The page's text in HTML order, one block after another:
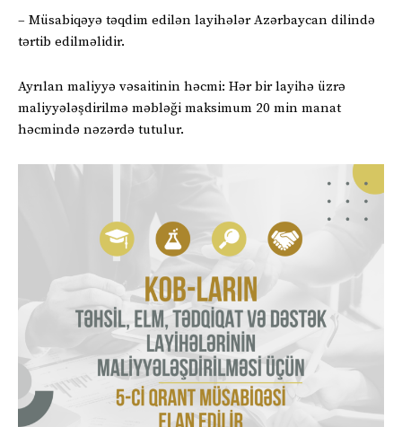
– Müsabiqəyə təqdim edilən layihələr Azərbaycan dilində
tərtib edilməlidir.
Ayrılan maliyyə vəsaitinin həcmi: Hər bir layihə üzrə
maliyyələşdirilmə məbləği maksimum 20 min manat
həcmində nəzərdə tutulur.